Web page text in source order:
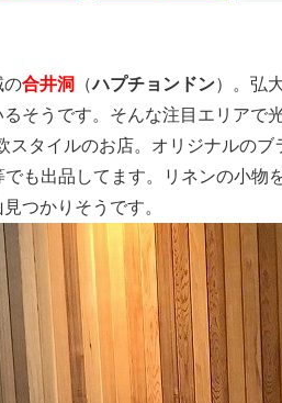
の合井洞 （ハプチョンドン）。弘
そうです。そんな注目エリアで
タイルのお店。オリジナルのブ
も出品してます。リネンの小物
つかりそうです。